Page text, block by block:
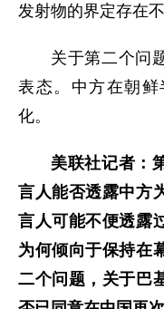
发射物的界定存在不
关于第二个问
表态。中方在朝
化。
美联社记者：
言人能否透露中方
言人可能不便透露
为何倾向于保持在
二个问题，关于巴